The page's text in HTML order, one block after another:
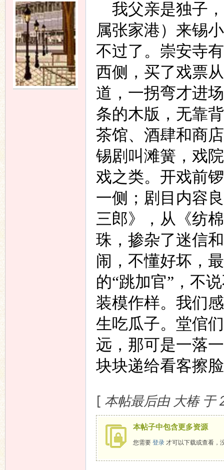
我父亲是独子
属张家港）来锡
不过了。崇安寺
西侧，买了戏票
道，一拐弯才进
条的木版，无靠
茶馆、酒肆和商
锡剧叫滩簧，戏
戏之类。开戏前
一侧；剧目内容
三郎》，从《纺
珠，掺杂了迷信
闹，不懂好坏，
的“跳加官”，不
装模作样。我们
生吃瓜子。堂倌
远，那可是一落
块块递给看客擦
[ 本帖最后由 大椿
本帖子中包含更多资源
您需要 登录 才可以下载或查看，